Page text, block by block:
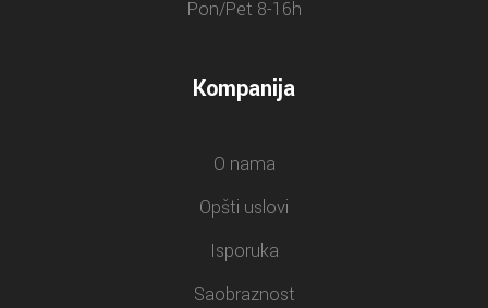
Pon/Pet 8-16h
Kompanija
O nama
Opšti uslovi
Isporuka
Saobraznost